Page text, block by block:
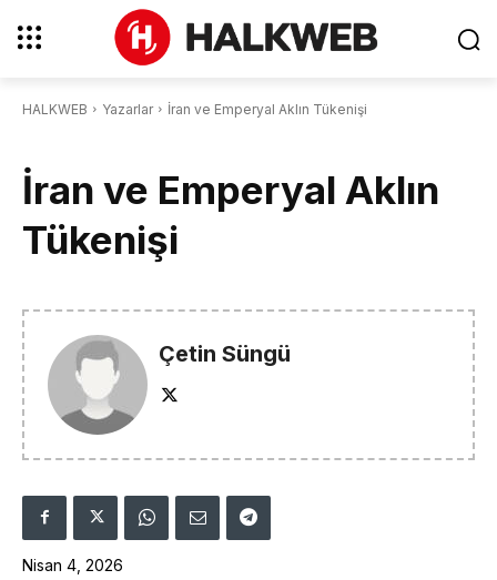
HALKWEB Yazarlar İran ve Emperyal Aklın Tükenişi
İran ve Emperyal Aklın
Tükenişi
Çetin Süngü
Nisan 4, 2026